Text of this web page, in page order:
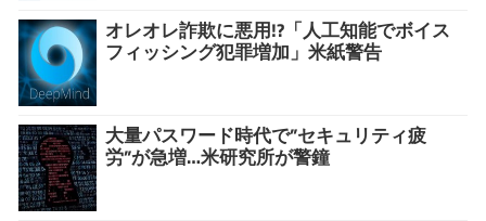
オレオレ詐欺に悪用!?「人工知能でボイス
フィッシング犯罪増加」米紙警告
大量パスワード時代で”セキュリティ疲
労”が急増…米研究所が警鐘